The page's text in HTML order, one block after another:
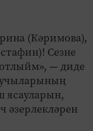
(Кәримова),
Сезне
— диде
ясауларын,
әзерлекләрен